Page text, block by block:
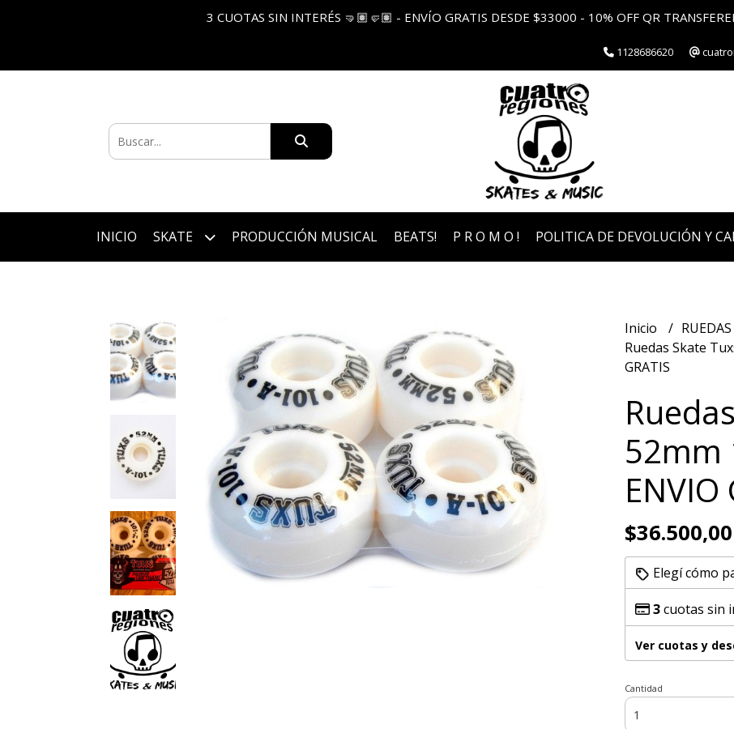
3 CUOTAS SIN INTERÉS 🤜🏽🤛🏽 - ENVÍO GRATIS DESDE $33000 - 10% OFF QR
1128686620
INICIO SKATE PRODUCCIÓN MUSICAL BEATS! P R O M O ! POLITICA DE DEVOLUCIÓN Y
Inicio RUEDAS
Ruedas Skate
GRATIS
52mm
ENVIO
$36.500,00
Elegí cómo
3cuotas sin
Ver cuotas y
Cantidad